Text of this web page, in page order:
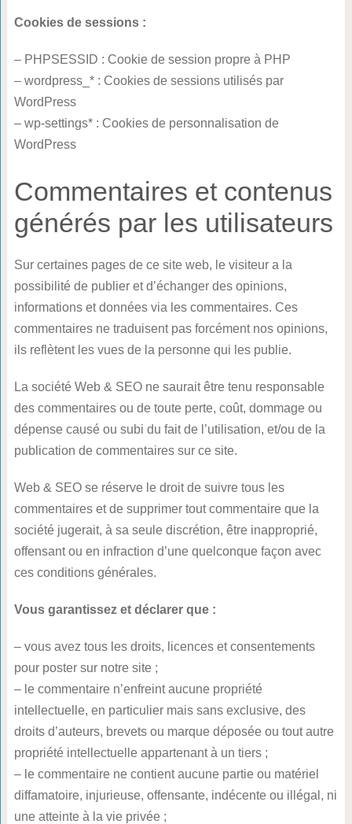
Cookies de sessions :
– PHPSESSID : Cookie de session propre à PHP
– wordpress_* : Cookies de sessions utilisés par
WordPress
– wp-settings* : Cookies de personnalisation de
WordPress
Commentaires et contenus
générés par les utilisateurs
Sur certaines pages de ce site web, le visiteur a la
possibilité de publier et d’échanger des opinions,
informations et données via les commentaires. Ces
commentaires ne traduisent pas forcément nos opinions,
ils reflètent les vues de la personne qui les publie.
La société Web & SEO ne saurait être tenu responsable
des commentaires ou de toute perte, coût, dommage ou
dépense causé ou subi du fait de l’utilisation, et/ou de la
publication de commentaires sur ce site.
Web & SEO se réserve le droit de suivre tous les
commentaires et de supprimer tout commentaire que la
société jugerait, à sa seule discrétion, être inapproprié,
offensant ou en infraction d’une quelconque façon avec
ces conditions générales.
Vous garantissez et déclarer que :
– vous avez tous les droits, licences et consentements
pour poster sur notre site ;
– le commentaire n’enfreint aucune propriété
intellectuelle, en particulier mais sans exclusive, des
droits d’auteurs, brevets ou marque déposée ou tout autre
propriété intellectuelle appartenant à un tiers ;
– le commentaire ne contient aucune partie ou matériel
diffamatoire, injurieuse, offensante, indécente ou illégal, ni
une atteinte à la vie privée ;